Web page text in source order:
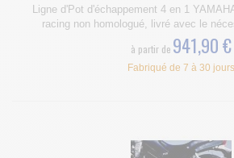
Ligne d'Pot d'échappement 4 en 1
racing non homologué, livré avec le
à partir de 941,90 €
Fabriqué de 7 à 30 jours